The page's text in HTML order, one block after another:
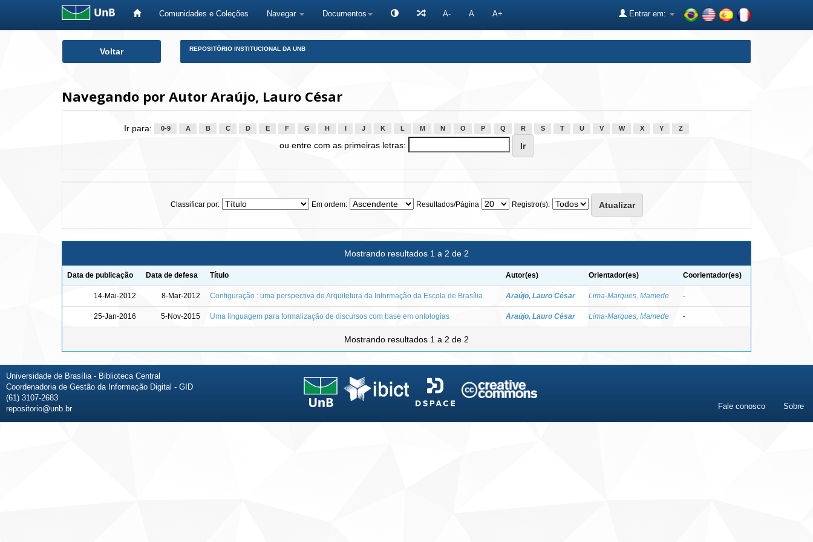
Comunidades e Coleções Navegar Documentos A- A A+ Entrar em:
Voltar REPOSITÓRIO INSTITUCIONAL DA UNB
Navegando por Autor Araújo, Lauro César
Ir para: 0-9 A B C D E F G H J K L M N O P Q R S T U V W X Y Z
ou entre com as primeiras letras:
Classificar por: Em ordem: Resultados/Página Registro(s):
Mostrando resultados 1 a 2 de 2
Data de publicação Data de defesa Título Autor(es) Orientador(es) Coorientador(es)
14-Mai-2012 8-Mar-2012 Configuração : uma perspectiva de Arquitetura da Informação da Escola de Brasília Araújo, Lauro César Lima-Marques, Mamede -
25-Jan-2016 5-Nov-2015 Uma linguagem para formalização de discursos com base em ontologias Araújo, Lauro César Lima-Marques, Mamede -
Mostrando resultados 1 a 2 de 2
Universidade de Brasília - Biblioteca Central
Coordenadoria de Gestão da Informação Digital - GID
(61) 3107-2683
repositorio@unb.br
Fale conosco Sobre